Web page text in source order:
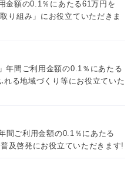
金額の0.1％にあたる61万円を
り組み」にお役立ていただきま
年間ご利用金額の0.1％にあたる
る地域づくり等にお役立ていた
間ご利用金額の0.1％にあたる
及啓発にお役立ていただきます!